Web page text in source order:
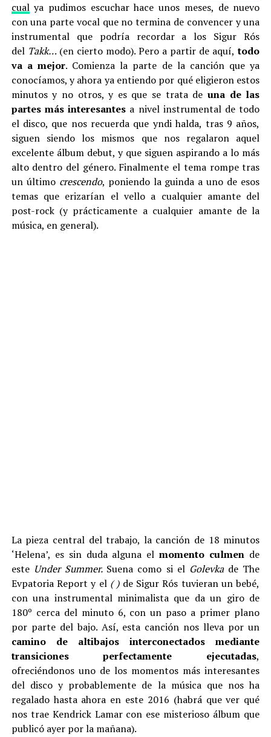
cualya pudimos escuchar hace unos meses, de nuevo
con una parte vocal que no termina de convencer y una
instrumental que podría recordar a los Sigur Rós
del Takk… (en cierto modo). Pero a partir de aquí, todo
va a mejor. Comienza la parte de la canción que ya
conocíamos, y ahora ya entiendo por qué eligieron estos
minutos y no otros, y es que se trata deuna de las
partes más interesantes a nivel instrumental de todo
el disco, que nos recuerda que yndi halda, tras 9 años,
siguen siendo los mismos que nos regalaron aquel
excelente álbum debut, y que siguen aspirando a lo más
alto dentro del género. Finalmente el tema rompe tras
un último crescendo, poniendo la guinda a uno de esos
temas que erizarían el vello a cualquier amante del
post-rock (y prácticamente a cualquier amante de la
música, en general).
La pieza central del trabajo, la canción de 18 minutos
‘Helena’, es sin duda alguna elmomento culmen de
este Under Summer. Suena como si el Golevkade The
Evpatoria Report y el ( )de Sigur Rós tuvieran un bebé,
con una instrumental minimalista que da un giro de
180º cerca del minuto 6, con un paso a primer plano
por parte del bajo. Así, esta canción nos lleva por un
camino de altibajos interconectados mediante
transiciones perfectamente ejecutadas,
ofreciéndonos uno de los momentos más interesantes
del disco y probablemente de la música que nos ha
regalado hasta ahora en este 2016 (habrá que ver qué
nos trae Kendrick Lamar con ese misterioso álbum que
publicó ayer por la mañana).